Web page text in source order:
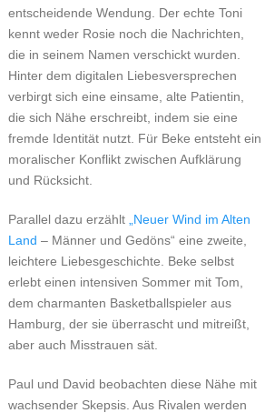
entscheidende Wendung. Der echte Toni
kennt weder Rosie noch die Nachrichten,
die in seinem Namen verschickt wurden.
Hinter dem digitalen Liebesversprechen
verbirgt sich eine einsame, alte Patientin,
die sich Nähe erschreibt, indem sie eine
fremde Identität nutzt. Für Beke entsteht ein
moralischer Konflikt zwischen Aufklärung
und Rücksicht.
Parallel dazu erzählt
„Neuer Wind im Alten
Land – Männer und Gedöns“ eine zweite,
leichtere Liebesgeschichte. Beke selbst
erlebt einen intensiven Sommer mit Tom,
dem charmanten Basketballspieler aus
Hamburg, der sie überrascht und mitreißt,
aber auch Misstrauen sät.
Paul und David beobachten diese Nähe mit
wachsender Skepsis. Aus Rivalen werden